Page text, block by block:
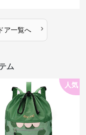
ア一覧へ ›
ム
人気